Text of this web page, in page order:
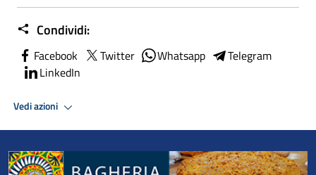
Condividi:
Facebook Twitter Whatsapp
Telegram
LinkedIn
Vedi azioni